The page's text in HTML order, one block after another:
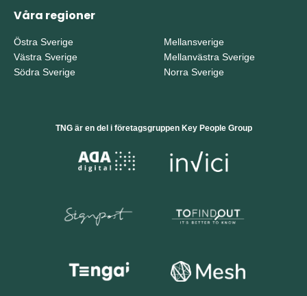
Våra regioner
Östra Sverige
Västra Sverige
Södra Sverige
Mellansverige
Mellanvästra Sverige
Norra Sverige
TNG är en del i företagsgruppen Key People Group